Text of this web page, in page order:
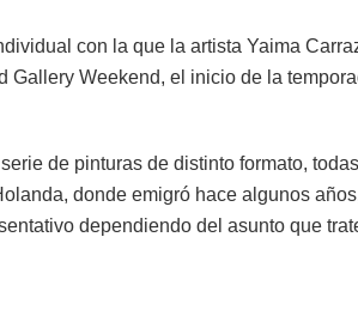
con la que la artista Yaima
Gallery Weekend, el inicio de la
de pinturas de distinto formato,
donde emigró hace algunos
dependiendo del asunto que